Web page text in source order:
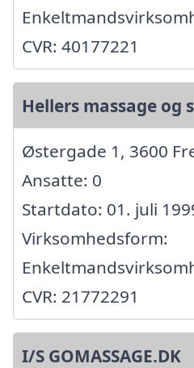
CVR: 40177221
Hellers massage og
Østergade 1, 3600
Ansatte: 0
Startdato: 01. juli
Virksomhedsform:
CVR: 21772291
I/S GOMASSAGE.DK